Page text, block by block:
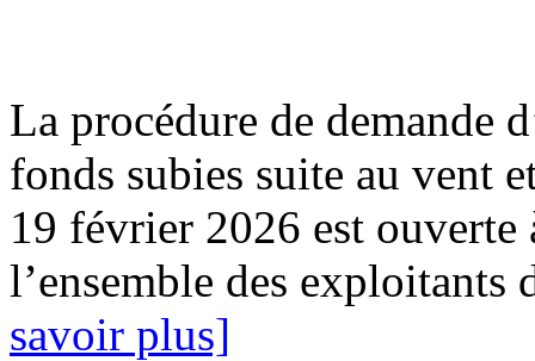
La procédure de demande
fonds subies suite au vent
19 février 2026 est
l’ensemble des exploitants
savoir plus]